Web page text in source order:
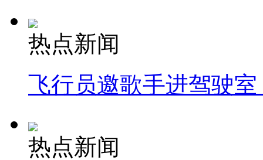
热点新闻
飞行员邀歌手进驾驶
热点新闻